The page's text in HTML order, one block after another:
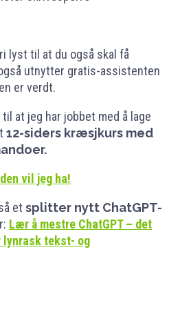
lyst til at du også skal få
utnytter gratis-assistenten
er verdt.
at jeg har jobbet med å lage
12-siders kræsjkurs med
vil jeg ha!
et splitter nytt ChatGPT-
Lær å mestre ChatGPT – det
tekst- og